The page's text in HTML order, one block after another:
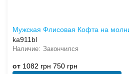
Мужская Флисовая Кофта на
ka911bl
Закончился
от 1082 грн 750 грн